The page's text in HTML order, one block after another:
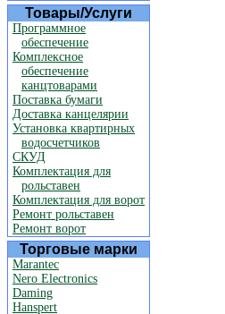
Товары/Услуги
Программное
обеспечение
Комплексное
обеспечение
канцтоварами
Поставка бумаги
Доставка канцелярии
Установка квартирных
водосчетчиков
СКУД
Комплектация для
рольставен
Комплектация для ворот
Ремонт рольставен
Ремонт ворот
Торговые марки
Marantec
Nero Electronics
Daming
Hanspert